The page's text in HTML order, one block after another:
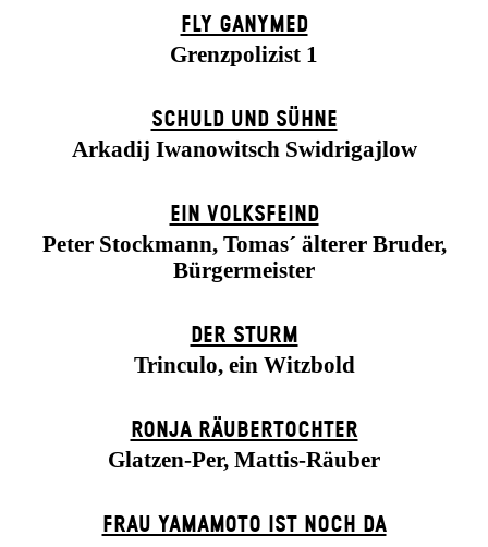
FLY GANYMED
Grenzpolizist 1
SCHULD UND SÜHNE
Arkadij Iwanowitsch Swidrigajlow
EIN VOLKS­FEIND
Peter Stockmann, Tomas´ älterer Bruder,
Bürgermeister
DER STURM
Trinculo, ein Witzbold
RONJA RÄUBER­TOCHTER
Glatzen-Per, Mattis-Räuber
FRAU YAMAMOTO IST NOCH DA